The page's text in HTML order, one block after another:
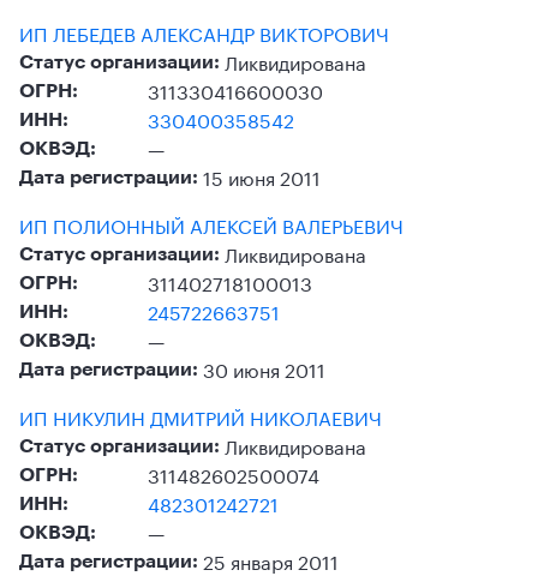
ИП ЛЕБЕДЕВ АЛЕКСАНДР ВИКТОРОВИЧ
Статус организации: Ликвидирована
ОГРН: 311330416600030
ИНН: 330400358542
ОКВЭД: —
Дата регистрации: 15 июня 2011
ИП ПОЛИОННЫЙ АЛЕКСЕЙ ВАЛЕРЬЕВИЧ
Статус организации: Ликвидирована
ОГРН: 311402718100013
ИНН: 245722663751
ОКВЭД: —
Дата регистрации: 30 июня 2011
ИП НИКУЛИН ДМИТРИЙ НИКОЛАЕВИЧ
Статус организации: Ликвидирована
ОГРН: 311482602500074
ИНН: 482301242721
ОКВЭД: —
Дата регистрации: 25 января 2011